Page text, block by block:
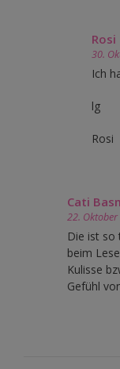
Rosi
30.
Ich
lg
Rosi
Cati
22.
Die ist so
beim
Kulisse
Gefühl